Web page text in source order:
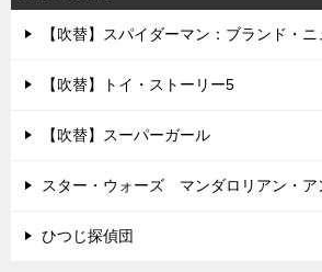
【吹替】スパイダーマン：ブランド・
【吹替】トイ・ストーリー5
【吹替】スーパーガール
スター・ウォーズ マンダロリアン・ア
ひつじ探偵団